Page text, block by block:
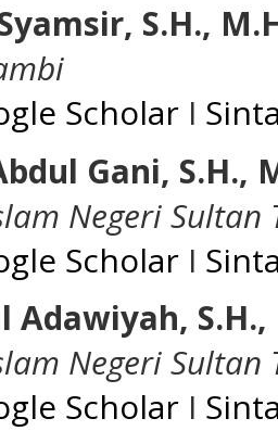
S.H.,
Scholar I
Gani, S.H.,
Negeri Sultan
Scholar I
Adawiyah, S.H.,
Negeri Sultan
Scholar I